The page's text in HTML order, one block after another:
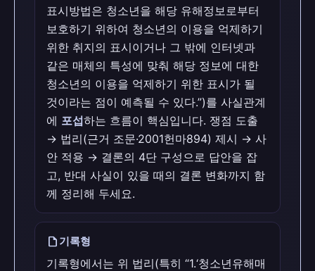
표시방법은 청소년을 해당 유해정보로부터
보호하기 위하여 청소년의 이용을 억제하기
위한 취지의 표시이거나 그 밖에 인터넷과
같은 매체의 특성에 맞춰 해당 정보에 대한
청소년의 이용을 억제하기 위한 표시가 될
것이라는 점이 예측될 수 있다.”)를 사실관계
에 포섭하는 흐름이 핵심입니다. 쟁점 도출
→ 법리(근거 조문·2001헌마894) 제시 → 사
안 적용 → 결론의 4단 구성으로 답안을 잡
고, 반대 사실이 있을 때의 결론 변화까지 함
께 정리해 두세요.
draft 기록형
기록형에서는 위 법리(특히 “1.‘청소년유해매